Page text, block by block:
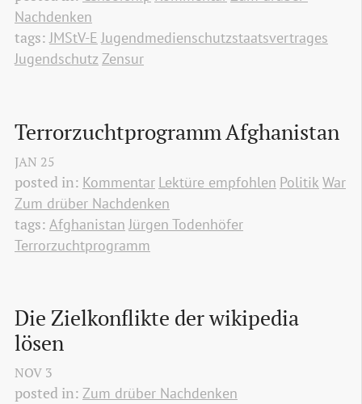
Nachdenken
tags:JMStV-E Jugendmedienschutzstaatsvertrages
Jugendschutz Zensur
Terrorzuchtprogramm Afghanistan
JAN 25
posted in: Kommentar Lektüre empfohlen Politik War
Zum drüber Nachdenken
tags: Afghanistan Jürgen Todenhöfer
Terrorzuchtprogramm
Die Zielkonflikte der wikipedia
lösen
NOV 3
posted in: Zum drüber Nachdenken